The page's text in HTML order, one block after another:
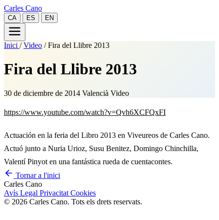
Carles Cano
CA ES EN
Inici / Video / Fira del Llibre 2013
Fira del Llibre 2013
30 de diciembre de 2014 Valencià Video
https://www.youtube.com/watch?v=Qvh6XCFQxFI
Actuación en la feria del Libro 2013 en Viveureos de Carles Cano.
Actuó junto a Nuria Urioz, Susu Benitez, Domingo Chinchilla,
Valentí Pinyot en una fantástica rueda de cuentacontes.
Tornar a l'inici
Carles Cano
Avís Legal Privacitat Cookies
© 2026 Carles Cano. Tots els drets reservats.